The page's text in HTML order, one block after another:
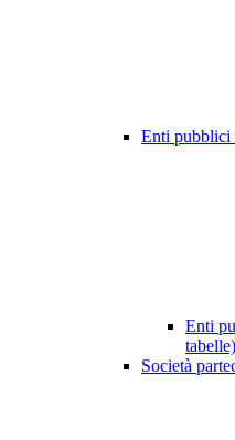
Enti pubblici
Enti
tabelle)
Società